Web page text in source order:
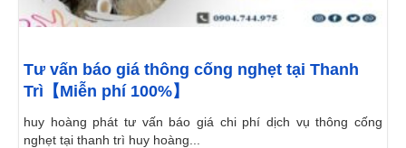
Tư vấn báo giá thông cống nghẹt tại Thanh
Trì【Miễn phí 100%】
huy hoàng phát tư vấn báo giá chi phí dịch vụ thông cống
nghẹt tại thanh trì huy hoàng...